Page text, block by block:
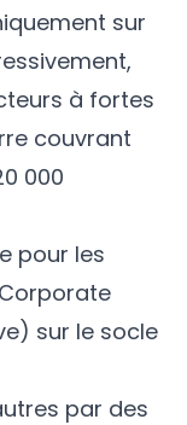
sur
à fortes
couvrant
000
pour les
sur le socle
par des